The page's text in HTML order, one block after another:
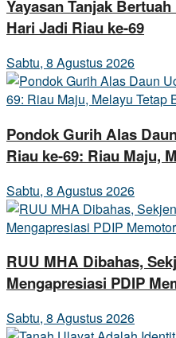
Yayasan Tanjak
Hari Jadi Riau ke-69
Sabtu, 8 Agustus 2026
Pondok Gurih Alas
Riau ke-69: Riau Maju,
Sabtu, 8 Agustus 2026
RUU MHA Dibahas,
Mengapresiasi PDIP
Sabtu, 8 Agustus 2026